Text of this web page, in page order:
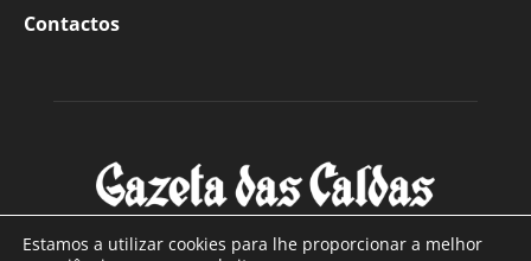
Contactos
Estamos a utilizar cookies para lhe proporcionar a melhor